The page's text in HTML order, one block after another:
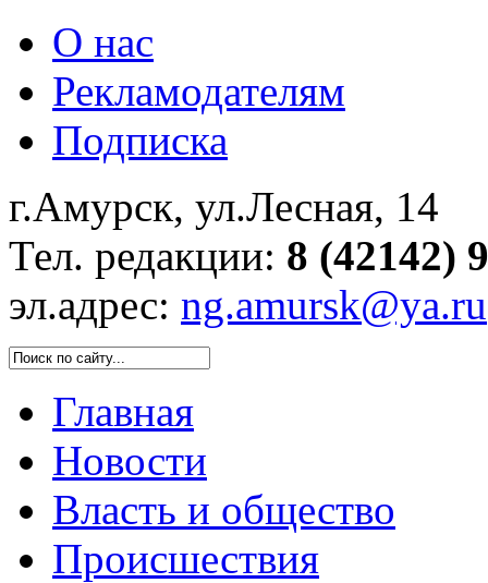
О нас
Рекламодателям
Подписка
г.Амурск, ул.Лесная, 14
Тел. редакции: 8 (42142)
эл.адрес: ng.amursk@ya.ru
Главная
Новости
Власть и общество
Происшествия